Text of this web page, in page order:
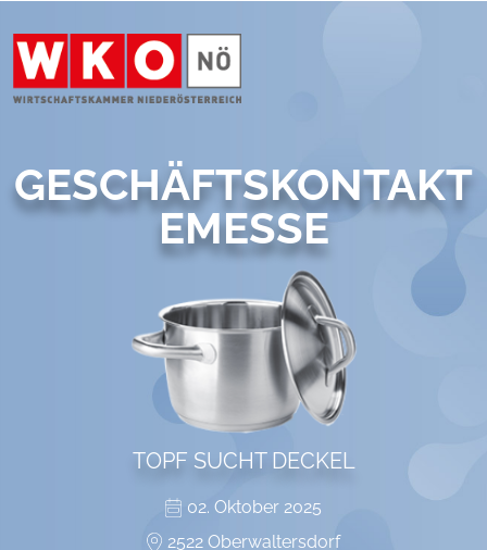
GESCHÄFTSKONTAKT
EMESSE
TOPF SUCHT DECKEL
02. Oktober 2025
2522 Oberwaltersdorf